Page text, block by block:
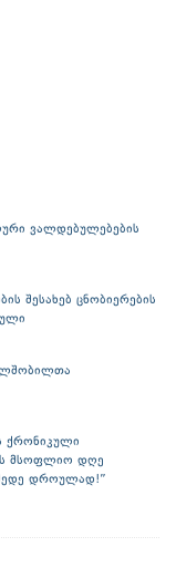
ვალდებულებების
შესახებ ცნობიერების
ქრონიკული
მსოფლიო დღე
დროულად!”